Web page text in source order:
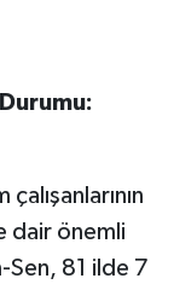
dair önemli
Sen, 81 ilde 7